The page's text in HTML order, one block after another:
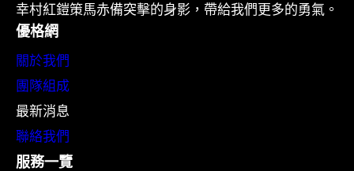
幸村紅鎧策馬赤備突擊的身影，帶給我們更多的勇氣。
優格網
關於我們
團隊組成
最新消息
聯絡我們
服務一覽